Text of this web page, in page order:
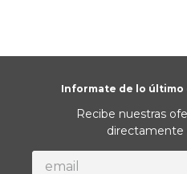
Informate de lo último
Recibe nuestras
directamente